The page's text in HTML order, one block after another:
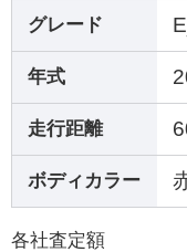
グレード
年式
走行距離
ボディカラー
各社査定額